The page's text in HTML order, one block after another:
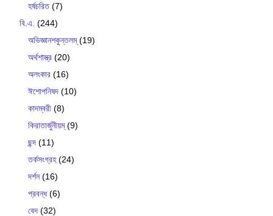
হর্ষচরিত(7)
বি.এ. (244)
অভিজ্ঞানশকুন্তলম্(19)
অর্থশাস্ত্র (20)
অলংকার (16)
ঈশোপনিষদ (10)
কাদম্বরী (8)
কিরাতার্জুনীয়ম্(9)
ছন্দ (11)
তর্কসংগ্রহ(24)
দর্শন(16)
প্রবন্ধ(6)
বেদ (32)